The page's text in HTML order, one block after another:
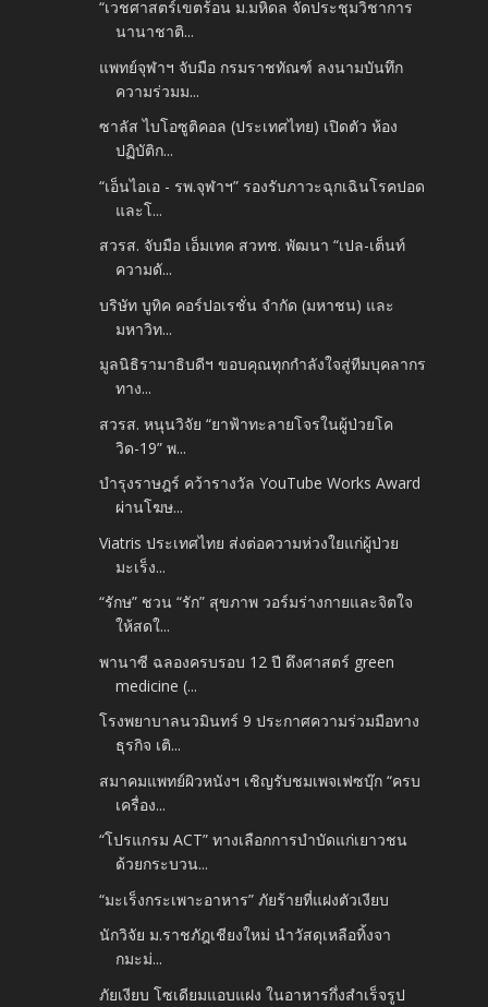
“เวชศาสตร์เขตร้อน ม.มหิดล จัดประชุมวิชาการ
นานาชาติ...
แพทย์จุฬาฯ จับมือ กรมราชทัณฑ์ ลงนามบันทึก
ความร่วมม...
ซาลัส ไบโอซูติคอล (ประเทศไทย) เปิดตัว ห้อง
ปฏิบัติก...
“เอ็นไอเอ - รพ.จุฬาฯ” รองรับภาวะฉุกเฉินโรคปอด
และโ...
สวรส. จับมือ เอ็มเทค สวทช. พัฒนา “เปล-เต็นท์
ความดั...
บริษัท บูทิค คอร์ปอเรชั่น จำกัด (มหาชน) และ
มหาวิท...
มูลนิธิรามาธิบดีฯ ขอบคุณทุกกำลังใจสู่ทีมบุคลากร
ทาง...
สวรส. หนุนวิจัย “ยาฟ้าทะลายโจรในผู้ป่วยโค
วิด-19” พ...
บำรุงราษฎร์ คว้ารางวัล YouTube Works Award
ผ่านโฆษ...
Viatris ประเทศไทย ส่งต่อความห่วงใยแก่ผู้ป่วย
มะเร็ง...
“รักษ” ชวน “รัก” สุขภาพ วอร์มร่างกายและจิตใจ
ให้สดใ...
พานาซี ฉลองครบรอบ 12 ปี ดึงศาสตร์ green
medicine (...
โรงพยาบาลนวมินทร์ 9 ประกาศความร่วมมือทาง
ธุรกิจ เติ...
สมาคมแพทย์ผิวหนังฯ เชิญรับชมเพจเฟซบุ๊ก “ครบ
เครื่อง...
“โปรแกรม ACT” ทางเลือกการบำบัดแก่เยาวชน
ด้วยกระบวน...
“มะเร็งกระเพาะอาหาร” ภัยร้ายที่แฝงตัวเงียบ
นักวิจัย ม.ราชภัฎเชียงใหม่ นำวัสดุเหลือทิ้งจา
กมะม่...
ภัยเงียบ โซเดียมแอบแฝง ในอาหารกึ่งสำเร็จรูป